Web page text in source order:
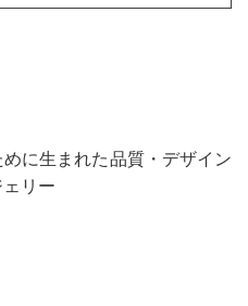
に生まれた品質・デザイン
リー